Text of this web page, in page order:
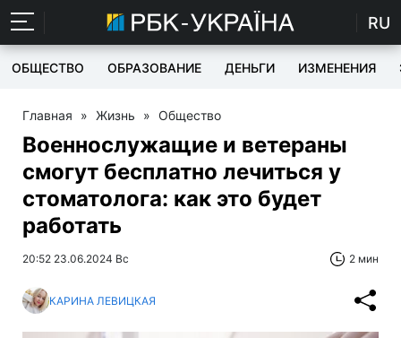
RU
ОБЩЕСТВО ОБРАЗОВАНИЕ ДЕНЬГИ ИЗМЕНЕНИЯ
Главная » Жизнь » Общество
Военнослужащие и ветераны
смогут бесплатно лечиться у
стоматолога: как это будет
работать
20:52 23.06.2024 Вс 2 мин
КАРИНА ЛЕВИЦКАЯ